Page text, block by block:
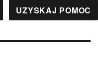
UZYSKAJ POMOC